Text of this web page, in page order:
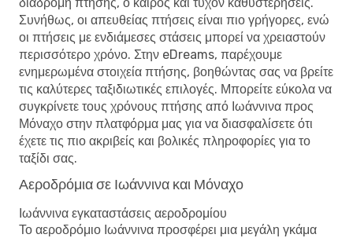
Συνήθως, οι απευθείας πτήσεις είναι πιο γρήγορες, ενώ
οι πτήσεις με ενδιάμεσες στάσεις μπορεί να χρειαστούν
περισσότερο χρόνο. Στην eDreams, παρέχουμε
ενημερωμένα στοιχεία πτήσης, βοηθώντας σας να βρείτε
τις καλύτερες ταξιδιωτικές επιλογές. Μπορείτε εύκολα να
συγκρίνετε τους χρόνους πτήσης από Ιωάννινα προς
Μόναχο στην πλατφόρμα μας για να διασφαλίσετε ότι
έχετε τις πιο ακριβείς και βολικές πληροφορίες για το
ταξίδι σας.
Αεροδρόμια σε Ιωάννινα και Μόναχο
Ιωάννινα εγκαταστάσεις αεροδρομίου
Το αεροδρόμιο Ιωάννινα προσφέρει μια μεγάλη γκάμα